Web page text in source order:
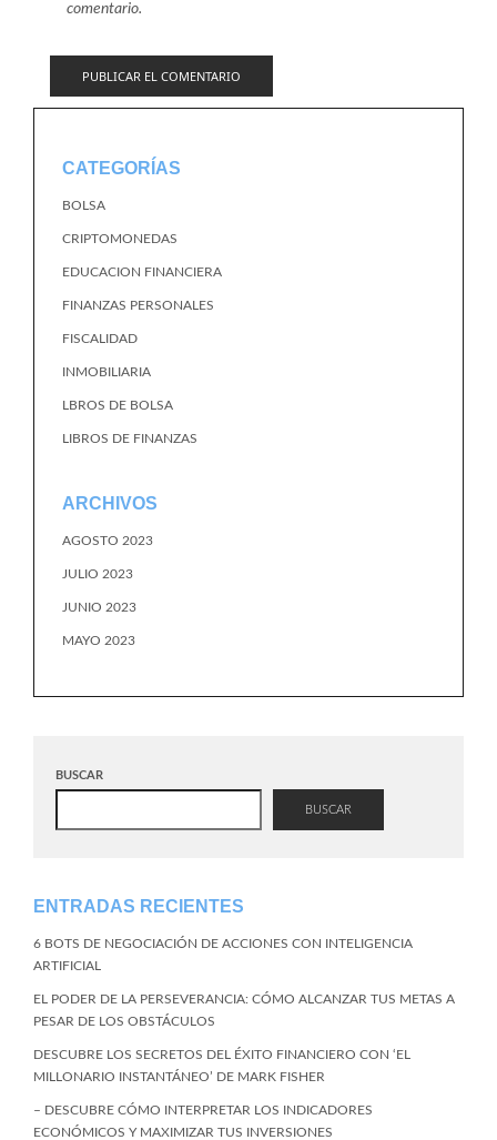
comentario.
CATEGORÍAS
BOLSA
CRIPTOMONEDAS
EDUCACION FINANCIERA
FINANZAS PERSONALES
FISCALIDAD
INMOBILIARIA
LBROS DE BOLSA
LIBROS DE FINANZAS
ARCHIVOS
AGOSTO 2023
JULIO 2023
JUNIO 2023
MAYO 2023
BUSCAR
BUSCAR
ENTRADAS RECIENTES
6 BOTS DE NEGOCIACIÓN DE ACCIONES CON INTELIGENCIA
ARTIFICIAL
EL PODER DE LA PERSEVERANCIA: CÓMO ALCANZAR TUS METAS A
PESAR DE LOS OBSTÁCULOS
DESCUBRE LOS SECRETOS DEL ÉXITO FINANCIERO CON ‘EL
MILLONARIO INSTANTÁNEO’ DE MARK FISHER
– DESCUBRE CÓMO INTERPRETAR LOS INDICADORES
ECONÓMICOS Y MAXIMIZAR TUS INVERSIONES